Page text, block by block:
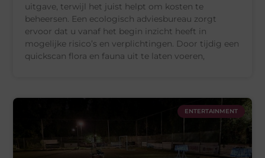
uitgave, terwijl het juist helpt om kosten te
beheersen. Een ecologisch adviesbureau zorgt
ervoor dat u vanaf het begin inzicht heeft in
mogelijke risico’s en verplichtingen. Door tijdig een
quickscan flora en fauna uit te laten voeren,
ENTERTAINMENT